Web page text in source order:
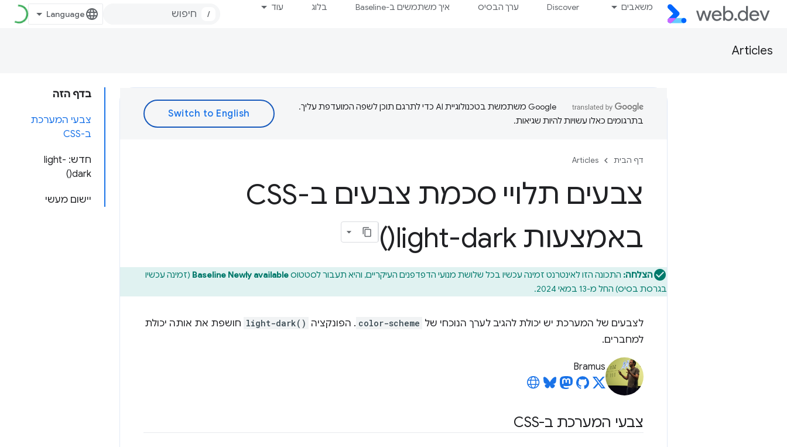
משאבים Discover ערך הבסיס איך משתמשים ב-Baseline בלוג עוד
/
Articles
בדף הזה
צבעי המערכת
ב-CSS
חדש: light-
dark()
יישום מעשי
‫Google משתמשת בטכנולוגיית AI כדי לתרגם תוכן לשפה המועדפת עליך.
בתרגומים כאלו עשויות להיות שגיאות.
דף הבית Articles
צבעים תלויי סכמת צבעים ב-CSS
באמצעותlight-dark(
)
הצלחה: התכונה הזו לאינטרנט זמינה עכשיו בכל שלושת מנועי הדפדפנים העיקריים, והיא תעבור לסטטוסBaseline Newly available (זמינה עכשיו
בגרסת בסיס) החל מ-13 במאי 2024.
לצבעים של המערכת יש יכולת להגיב לערך הנוכחי של color-scheme . הפונקציה light-dark() חושפת את אותה יכולת
למחברים.
Bramus
צבעי המערכת ב-CSS